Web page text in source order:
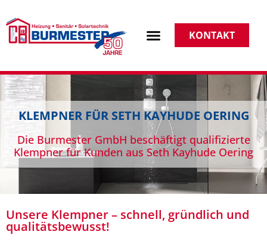
KONTAKT
KLEMPNER FÜR SETH KAYHUDE OERING
Die Burmester GmbH beschäftigt qualifizierte
Klempner für Kunden aus Seth Kayhude Oering
Unsere Klempner – schnell, gründlich und
qualitätsbewusst!